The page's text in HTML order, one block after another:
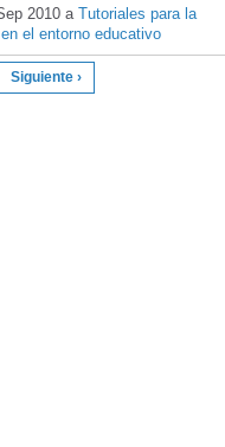
2010 a Tutoriales para la
el entorno educativo
Siguiente ›